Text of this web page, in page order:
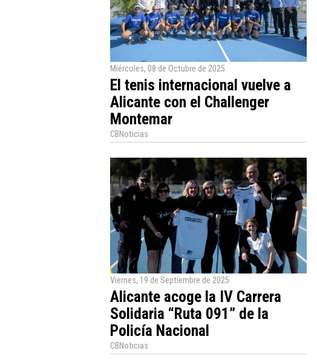
Miércoles, 08 de Octubre de 2025
El tenis internacional vuelve a
Alicante con el Challenger
Montemar
CBNoticias
Viernes, 19 de Septiembre de 2025
Alicante acoge la IV Carrera
Solidaria “Ruta 091” de la
Policía Nacional
CBNoticias